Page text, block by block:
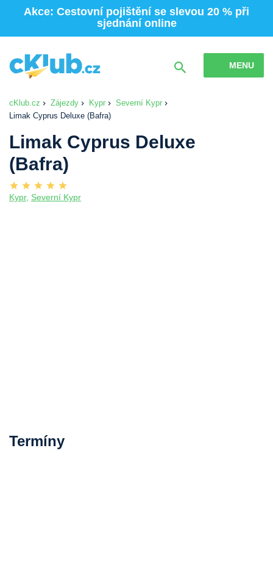
Akce: Cestovní pojištění se slevou 20 % při
sjednání online
MENU
cKlub.cz Zájezdy Kypr
Severní Kypr
Limak Cyprus Deluxe (Bafra)
Limak Cyprus Deluxe
(Bafra)
Kypr, Severní Kypr
Termíny